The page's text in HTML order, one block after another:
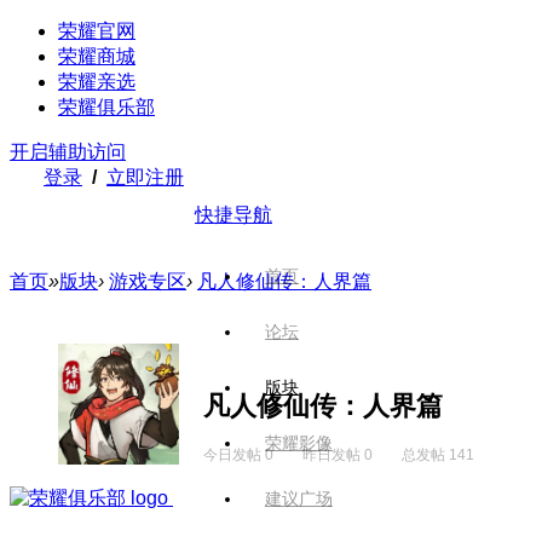
荣耀官网
荣耀商城
荣耀亲选
荣耀俱乐部
开启辅助访问
登录 / 立即注册
快捷导航
首页
论坛
版块
荣耀影像
建议广场
首页»版块› 游戏专区› 凡人修仙传：人界篇
凡人修仙传：人界篇
今日发帖 0 昨日发帖 0 总发帖 141